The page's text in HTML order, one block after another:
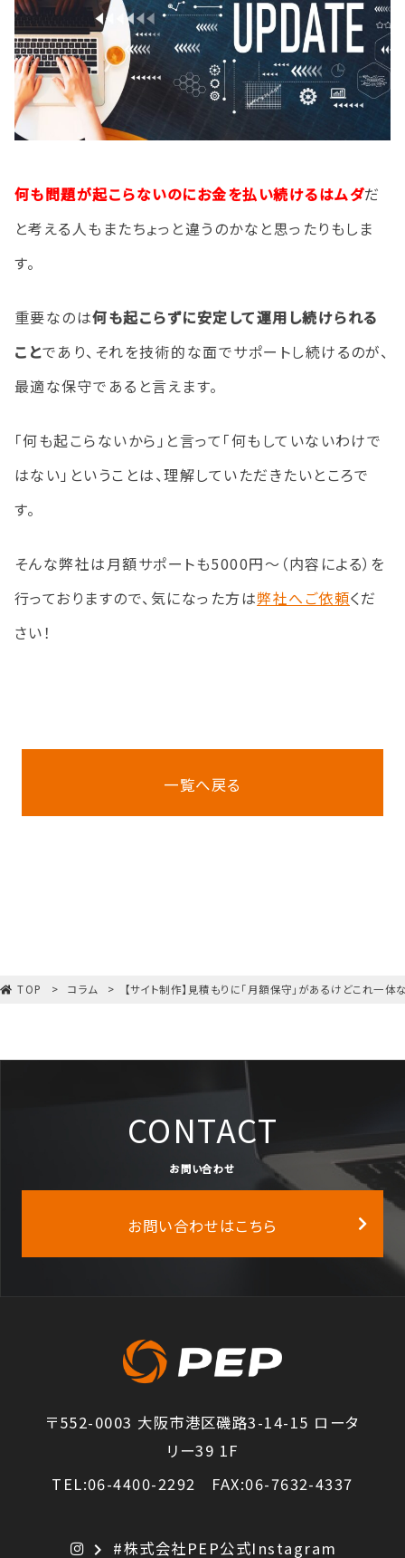
何も問題が起こらないのにお金を払い続けるはムダだ
と考える人もまたちょっと違うのかなと思ったりもしま
す。
重要なのは何も起こらずに安定して運用し続けられる
ことであり、それを技術的な面でサポートし続けるのが、
最適な保守であると言えます。
「何も起こらないから」と言って「何もしていないわけで
はない」ということは、理解していただきたいところで
す。
そんな弊社は月額サポートも5000円～（内容による）を
行っておりますので、気になった方は弊社へご依頼くだ
さい！
一覧へ戻る
TOP コラム 【サイト制作】見積もりに「月額保守」があるけどこれ一体
CONTACT
お問い合わせ
お問い合わせはこちら
〒552-0003 大阪市港区磯路3-14-15 ロータ
リー39 1F
TEL:06-4400-2292 FAX:06-7632-4337
chevron_right #株式会社PEP公式Instagram